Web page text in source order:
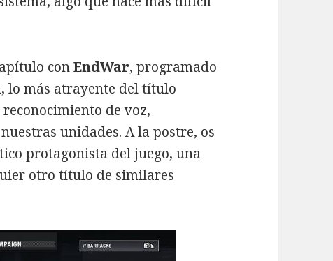
conEndWar, programado
lo más atrayente del título
de voz,
unidades. A la postre, os
protagonista del juego, una
otro título de similares